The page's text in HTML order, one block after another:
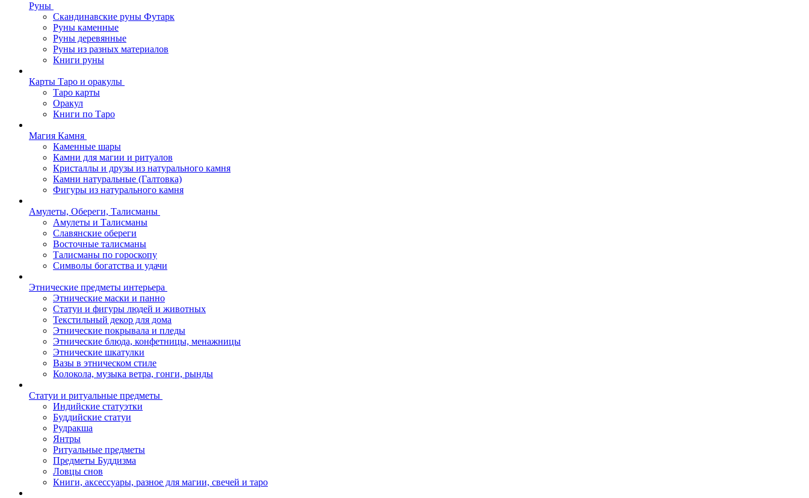
Руны
Скандинавские руны Футарк
Руны каменные
Руны деревянные
Руны из разных материалов
Книги руны
Карты Таро и оракулы
Таро карты
Оракул
Книги по Таро
Магия Камня
Каменные шары
Камни для магии и ритуалов
Кристаллы и друзы из натурального камня
Камни натуральные (Галтовка)
Фигуры из натурального камня
Амулеты, Обереги, Талисманы
Амулеты и Талисманы
Славянские обереги
Восточные талисманы
Талисманы по гороскопу
Символы богатства и удачи
Этнические предметы интерьера
Этнические маски и панно
Статуи и фигуры людей и животных
Текстильный декор для дома
Этнические покрывала и пледы
Этнические блюда, конфетницы, менажницы
Этнические шкатулки
Вазы в этническом стиле
Колокола, музыка ветра, гонги, рынды
Статуи и ритуальные предметы
Индийские статуэтки
Буддийские статуи
Рудракша
Янтры
Ритуальные предметы
Предметы Буддизма
Ловцы снов
Книги, аксессуары, разное для магии, свечей и таро